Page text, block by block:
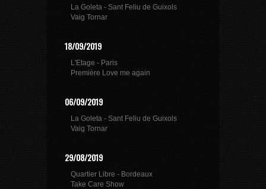
La Goleta - Sant Feliu de Guixols
Vaig Tornar
18/09/2019
L'Etage - Paris
Première Love me again
06/09/2019
La Goleta - Sant Feliu de Guixols
Vaig Tornar
29/08/2019
Quartier Libre - Bordeaux
Take Care Show